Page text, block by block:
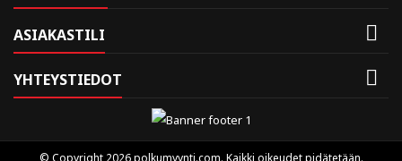
ASIAKASTILI 
YHTEYSTIEDOT 
© Copyright 2026 polkumyynti.com. Kaikki oikeudet pidätetään.